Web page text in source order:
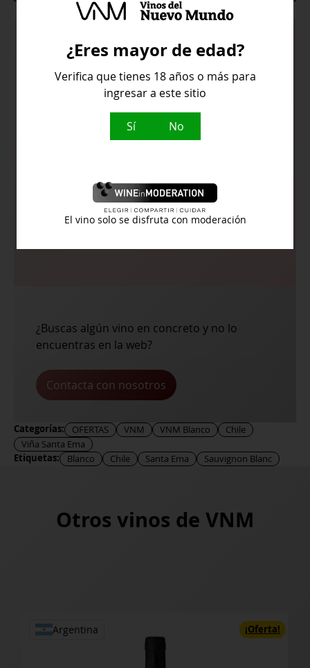
Amarillo brillante e intenso
Intensos aromas de fruta tropical
madura, plátano, maracuyá y piña
Joven y frutoso, bien balanceado y
con un final agradable
¿Buscas algún vino en concreto y no lo
encuentras en la web?
Contacta con nosotros
Categorías: OFERTAS VNM VNM Blanco
Chile
Viña Santa Ema
Etiquetas: Blanco Chile Santa Ema Sauvignon Blanc
Otros vinos de VNM
Argentina ¡Oferta!
¿Eres mayor de edad?
Verifica que tienes 18 años o más para
ingresar a este sitio
Sí No
El vino solo se disfruta con moderación